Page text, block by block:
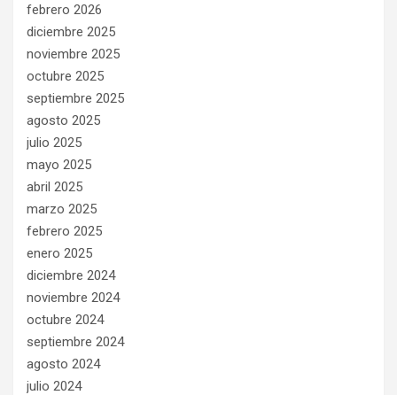
febrero 2026
diciembre 2025
noviembre 2025
octubre 2025
septiembre 2025
agosto 2025
julio 2025
mayo 2025
abril 2025
marzo 2025
febrero 2025
enero 2025
diciembre 2024
noviembre 2024
octubre 2024
septiembre 2024
agosto 2024
julio 2024